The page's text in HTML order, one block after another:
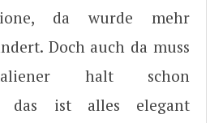
da wurde mehr
Doch auch da muss
halt schon
das ist alles elegant